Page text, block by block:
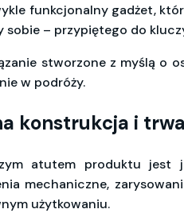
funkcjonalny gadżet,
sobie – przypiętego do
stworzone z myślą o
w podróży.
konstrukcja i
atutem produktu jest
mechaniczne,
użytkowaniu.